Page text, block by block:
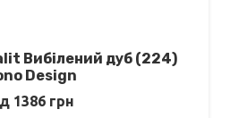
Вибілений дуб (224)
Design
1386 грн